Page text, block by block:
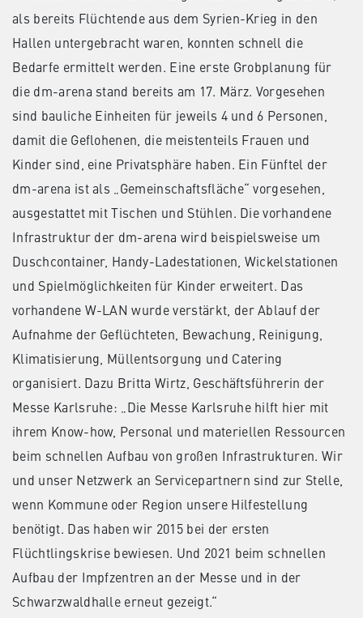
als bereits Flüchtende aus dem Syrien-Krieg in den
Hallen untergebracht waren, konnten schnell die
Bedarfe ermittelt werden. Eine erste Grobplanung für
die dm-arena stand bereits am 17. März. Vorgesehen
sind bauliche Einheiten für jeweils 4 und 6 Personen,
damit die Geflohenen, die meistenteils Frauen und
Kinder sind, eine Privatsphäre haben. Ein Fünftel der
dm-arena ist als „Gemeinschaftsfläche“ vorgesehen,
ausgestattet mit Tischen und Stühlen. Die vorhandene
Infrastruktur der dm-arena wird beispielsweise um
Duschcontainer, Handy-Ladestationen, Wickelstationen
und Spielmöglichkeiten für Kinder erweitert. Das
vorhandene W-LAN wurde verstärkt, der Ablauf der
Aufnahme der Geflüchteten, Bewachung, Reinigung,
Klimatisierung, Müllentsorgung und Catering
organisiert. Dazu Britta Wirtz, Geschäftsführerin der
Messe Karlsruhe: „Die Messe Karlsruhe hilft hier mit
ihrem Know-how, Personal und materiellen Ressourcen
beim schnellen Aufbau von großen Infrastrukturen. Wir
und unser Netzwerk an Servicepartnern sind zur Stelle,
wenn Kommune oder Region unsere Hilfestellung
benötigt. Das haben wir 2015 bei der ersten
Flüchtlingskrise bewiesen. Und 2021 beim schnellen
Aufbau der Impfzentren an der Messe und in der
Schwarzwaldhalle erneut gezeigt.“